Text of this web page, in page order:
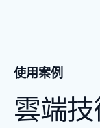
使用案例
雲端